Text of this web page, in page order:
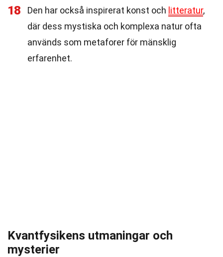
18 Den har också inspirerat konst och litteratur,
där dess mystiska och komplexa natur ofta
används som metaforer för mänsklig
erfarenhet.
Kvantfysikens utmaningar och
mysterier